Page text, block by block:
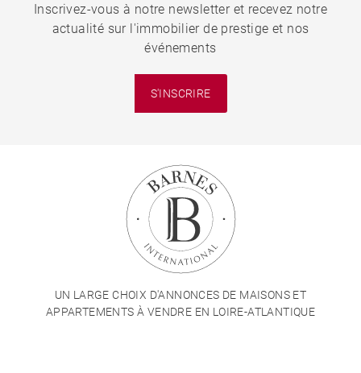
Inscrivez-vous à notre newsletter et recevez notre
actualité sur l'immobilier de prestige et nos
événements
S'INSCRIRE
UN LARGE CHOIX D'ANNONCES DE MAISONS ET
APPARTEMENTS À VENDRE EN LOIRE-ATLANTIQUE